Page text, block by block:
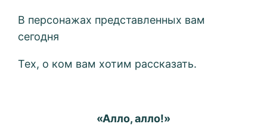
В персонажах представленных вам
сегодня
Тех, о ком вам хотим рассказать.
«Алло, алло!»